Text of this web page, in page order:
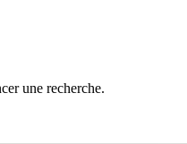
une recherche.